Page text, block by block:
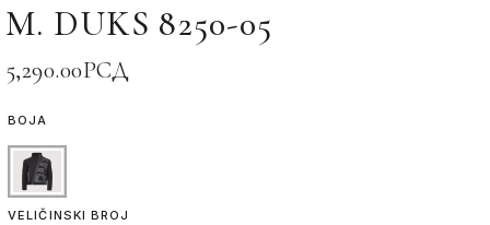
M. DUKS 8250-05
5,290.00РСД
BOJA
VELIČINSKI BROJ